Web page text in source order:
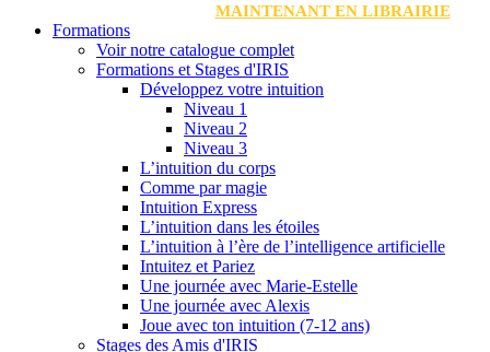
MAINTENANT EN LIBRAIRIE
Formations
Voir notre catalogue complet
Formations et Stages d'IRIS
Développez votre intuition
Niveau 1
Niveau 2
Niveau 3
L’intuition du corps
Comme par magie
Intuition Express
L’intuition dans les étoiles
L’intuition à l’ère de l’intelligence artificielle
Intuitez et Pariez
Une journée avec Marie-Estelle
Une journée avec Alexis
Joue avec ton intuition (7-12 ans)
Stages des Amis d'IRIS